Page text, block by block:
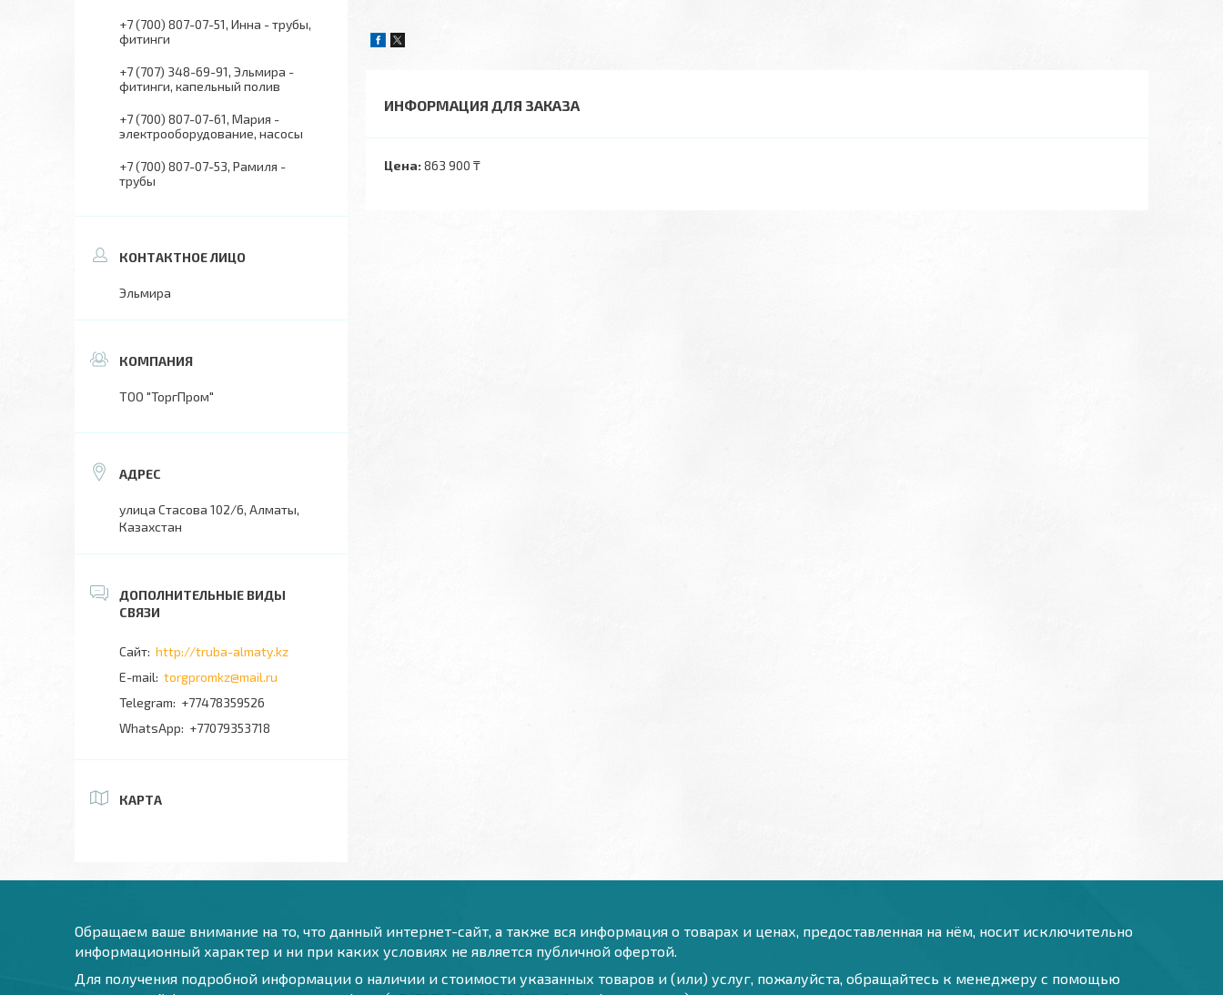
ИНФОРМАЦИЯ ДЛЯ ЗАКАЗА
Цена: 863 900 ₸
+7 (700) 807-07-51 Инна - трубы,
фитинги
+7 (707) 348-69-91 Эльмира -
фитинги, капельный полив
+7 (700) 807-07-61 Мария -
электрооборудование, насосы
+7 (700) 807-07-53 Рамиля -
трубы
Эльмира
ТОО "ТоргПром"
улица Стасова 102/6, Алматы,
Казахстан
http://truba-almaty.kz
torgpromkz@mail.ru
+77478359526
+77079353718
КАРТА
Обращаем ваше внимание на то, что данный интернет-сайт, а также вся информация о товарах и ценах, предоставленная на нём, носит исключительно
информационный характер и ни при каких условиях не является публичной офертой.
Для получения подробной информации о наличии и стоимости указанных товаров и (или) услуг, пожалуйста, обращайтесь к менеджеру с помощью